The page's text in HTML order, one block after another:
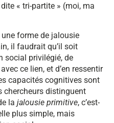
« tri-partite » (moi, ma
forme de jalousie
il faudrait qu’il soit
social privilégié, de
ce lien, et d’en ressentir
capacités cognitives sont
chercheurs distinguent
la jalousie primitive, c’est-
plus simple, mais